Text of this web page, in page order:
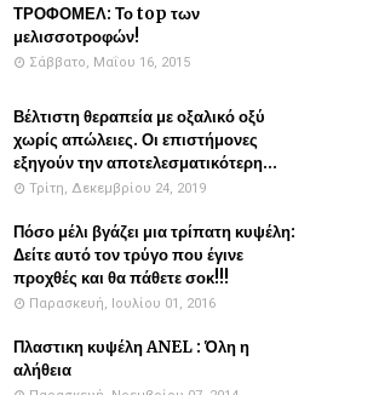
ΤΡΟΦΟΜΕΛ: Το top των
μελισσοτροφών!
Σάββατο, Μαΐου 16, 2015
Βέλτιστη θεραπεία με οξαλικό οξύ
χωρίς απώλειες. Οι επιστήμονες
εξηγούν την αποτελεσματικότερη...
Τρίτη, Δεκεμβρίου 24, 2019
Πόσο μέλι βγάζει μια τρίπατη κυψέλη:
Δείτε αυτό τον τρύγο που έγινε
προχθές και θα πάθετε σοκ!!!
Παρασκευή, Ιουλίου 01, 2016
Πλαστικη κυψέλη ANEL : Όλη η
αλήθεια